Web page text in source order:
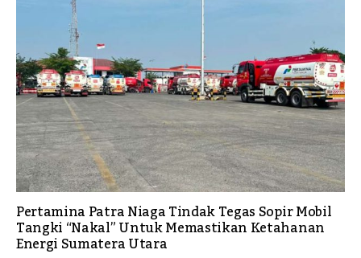
Pertamina Patra Niaga Tindak Tegas Sopir Mobil
Tangki “Nakal” Untuk Memastikan Ketahanan
Energi Sumatera Utara